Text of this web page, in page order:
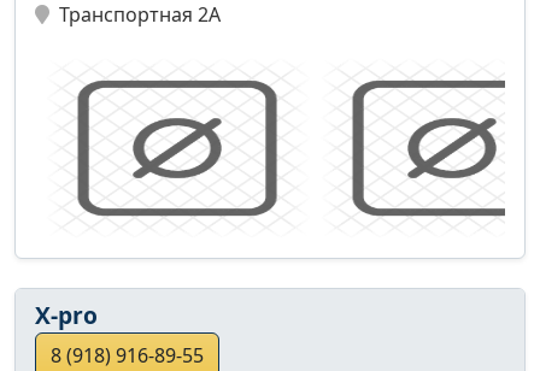
Транспортная 2А
X-pro
8 (918) 916-89-55